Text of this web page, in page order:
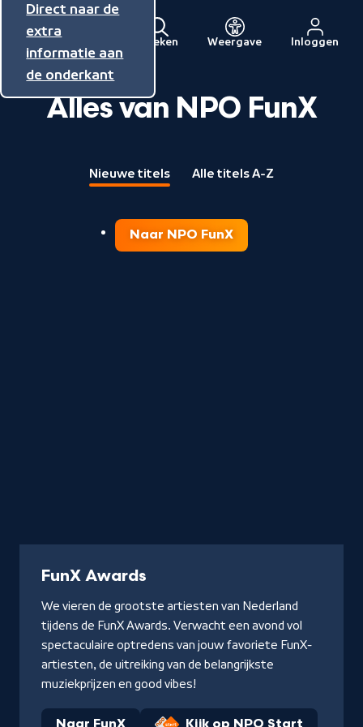
Direct naar de
inhoud
Direct naar de
hoofdnavigatie
Direct naar de
extra
informatie aan
de onderkant
Menu
Naar
de
beginpagina
van
Zoeken Weergave Inloggen
Alles van NPO FunX
Nieuwe titels Alle titels A-Z
Naar NPO FunX
FunX Awards
We vieren de grootste artiesten van Nederland
tijdens de FunX Awards. Verwacht een avond vol
spectaculaire optredens van jouw favoriete FunX-
artiesten, de uitreiking van de belangrijkste
muziekprijzen en good vibes!
Naar FunX Kijk op NPO Start